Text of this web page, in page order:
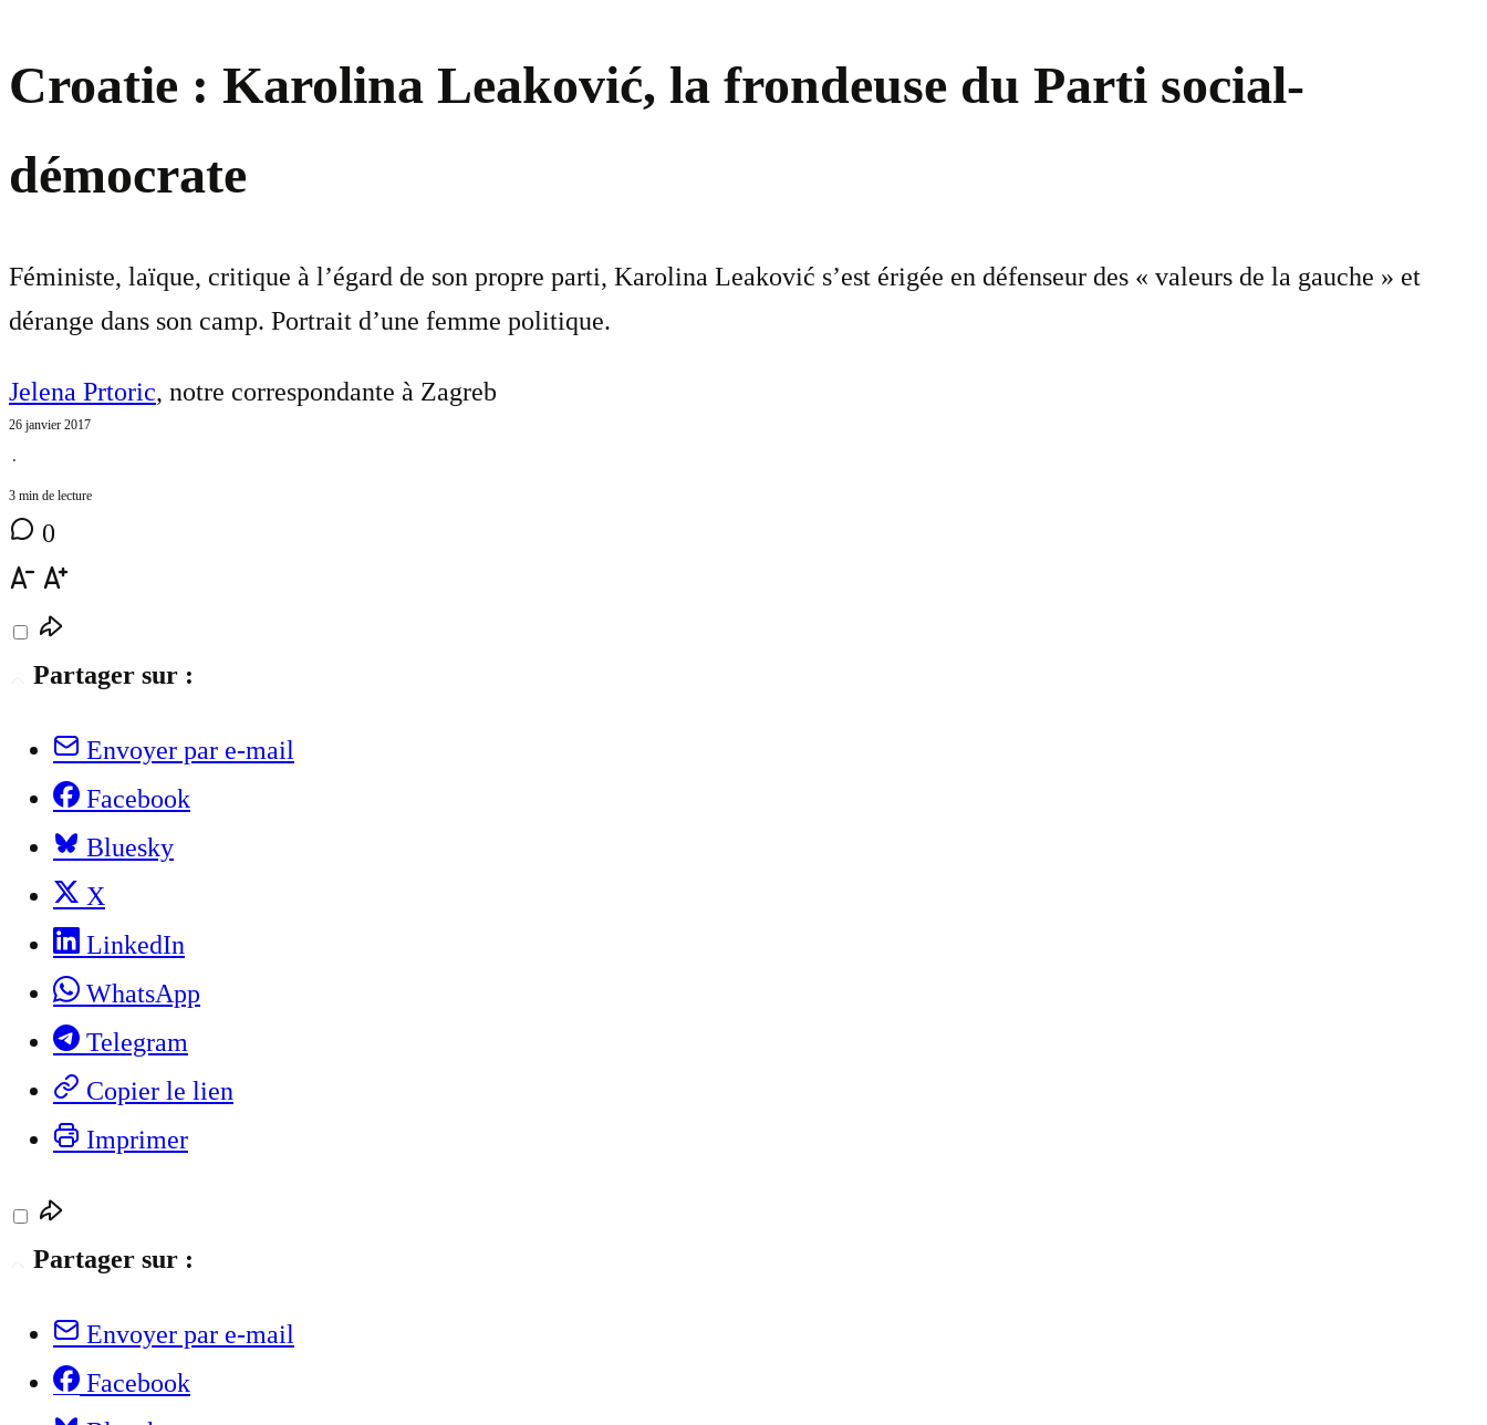
Croatie : Karolina Leaković, la frondeuse du Parti social-
démocrate
Féministe, laïque, critique à l’égard de son propre parti, Karolina Leaković s’est érigée en défenseur des « valeurs de la gauche » et
dérange dans son camp. Portrait d’une femme politique.
Jelena Prtoric, notre correspondante à Zagreb
26 janvier 2017
⋅
3 min de lecture
0
Partager sur :
Envoyer par e-mail
Facebook
Bluesky
X
LinkedIn
WhatsApp
Telegram
Copier le lien
Imprimer
Partager sur :
Envoyer par e-mail
Facebook